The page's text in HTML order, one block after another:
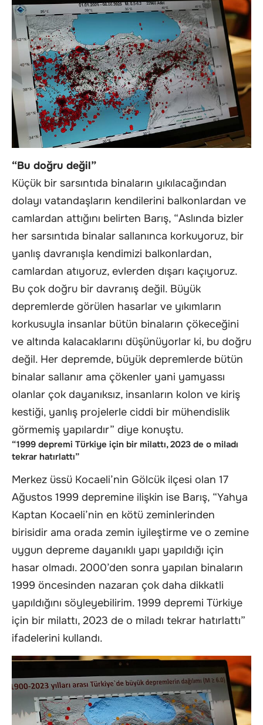
“Bu doğru değil”
Küçük bir sarsıntıda binaların yıkılacağından
dolayı vatandaşların kendilerini balkonlardan ve
camlardan attığını belirten Barış, “Aslında bizler
her sarsıntıda binalar sallanınca korkuyoruz, bir
yanlış davranışla kendimizi balkonlardan,
camlardan atıyoruz, evlerden dışarı kaçıyoruz.
Bu çok doğru bir davranış değil. Büyük
depremlerde görülen hasarlar ve yıkımların
korkusuyla insanlar bütün binaların çökeceğini
ve altında kalacaklarını düşünüyorlar ki, bu doğru
değil. Her depremde, büyük depremlerde bütün
binalar sallanır ama çökenler yani yamyassı
olanlar çok dayanıksız, insanların kolon ve kiriş
kestiği, yanlış projelerle ciddi bir mühendislik
görmemiş yapılardır” diye konuştu.
“1999 depremi Türkiye için bir milattı, 2023 de o miladı
tekrar hatırlattı”
Merkez üssü Kocaeli’nin Gölcük ilçesi olan 17
Ağustos 1999 depremine ilişkin ise Barış, “Yahya
Kaptan Kocaeli’nin en kötü zeminlerinden
birisidir ama orada zemin iyileştirme ve o zemine
uygun depreme dayanıklı yapı yapıldığı için
hasar olmadı. 2000’den sonra yapılan binaların
1999 öncesinden nazaran çok daha dikkatli
yapıldığını söyleyebilirim. 1999 depremi Türkiye
için bir milattı, 2023 de o miladı tekrar hatırlattı”
ifadelerini kullandı.